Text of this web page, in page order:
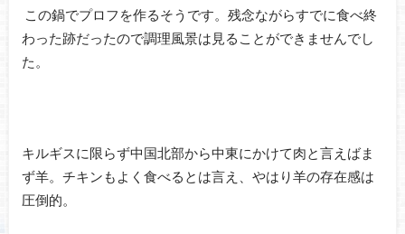
この鍋でプロフを作るそうです。残念ながらすでに食べ終
わった跡だったので調理風景は見ることができませんでし
た。
キルギスに限らず中国北部から中東にかけて肉と言えばま
ず羊。チキンもよく食べるとは言え、やはり羊の存在感は
圧倒的。